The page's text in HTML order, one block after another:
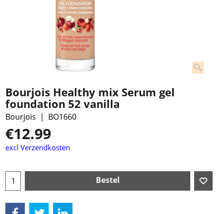
Bourjois Healthy mix Serum gel
foundation 52 vanilla
Bourjois BO1660
€12.99
excl Verzendkosten
Bestel